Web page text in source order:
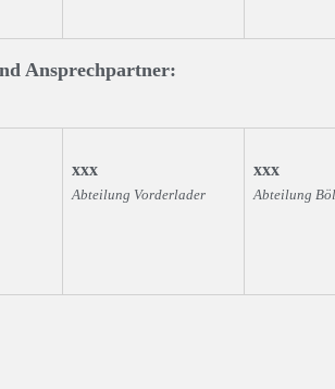
Ansprechpartner:
xxx
Abteilung Vorderlader
xxx
Abteilung